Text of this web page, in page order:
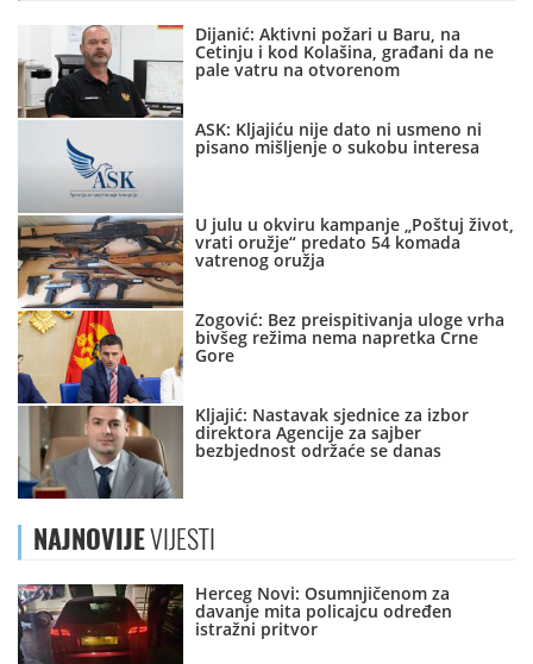
Dijanić: Aktivni požari u Baru, na
Cetinju i kod Kolašina, građani da ne
pale vatru na otvorenom
ASK: Kljajiću nije dato ni usmeno ni
pisano mišljenje o sukobu interesa
U julu u okviru kampanje „Poštuj život,
vrati oružje“ predato 54 komada
vatrenog oružja
Zogović: Bez preispitivanja uloge vrha
bivšeg režima nema napretka Crne
Gore
Kljajić: Nastavak sjednice za izbor
direktora Agencije za sajber
bezbjednost održaće se danas
NAJNOVIJEVIJESTI
Herceg Novi: Osumnjičenom za
davanje mita policajcu određen
istražni pritvor